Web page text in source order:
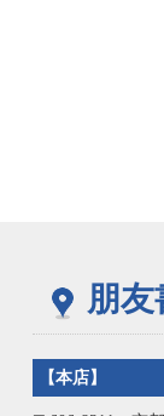
朋
【本店】